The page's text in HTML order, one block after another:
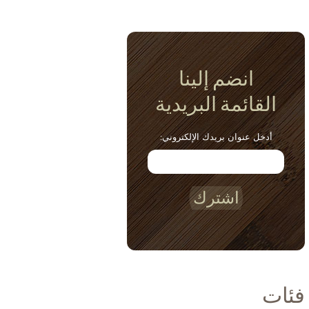
انضم إلينا
القائمة البريدية
أدخل عنوان بريدك الإلكتروني:
اشترك
فئات